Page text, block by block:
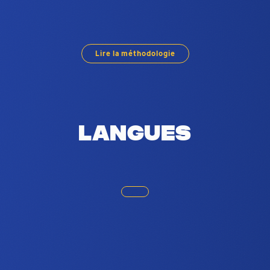
la base de l'utilisation des
Lire la méthodologie
Langues